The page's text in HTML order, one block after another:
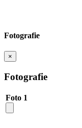
Fotografie
×
Fotografie
Foto 1